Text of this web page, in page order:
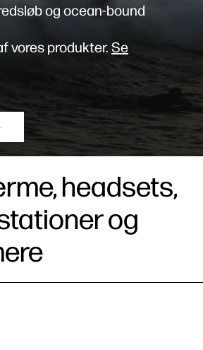
og ocean-bound
vores produkter. Se
headsets,
og